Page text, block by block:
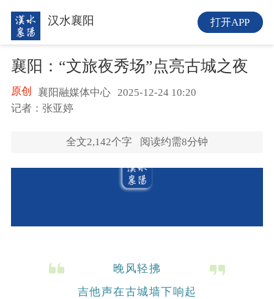
襄阳：“文旅夜秀场”点亮古城之夜
原创 襄阳融媒体中心 2025-12-24 10:20
记者：张亚婷
全文2,142个字 阅读约需8分钟
晚风轻拂
吉他声在古城墙下响起
汉水襄阳 打开APP